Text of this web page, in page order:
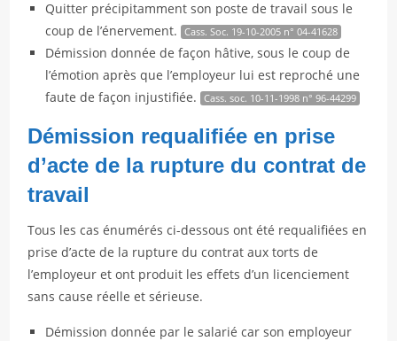
Quitter précipitamment son poste de travail sous le
coup de l’énervement. Cass. Soc. 19-10-2005 n° 04-41628
Démission donnée de façon hâtive, sous le coup de
l’émotion après que l’employeur lui est reproché une
faute de façon injustifiée. Cass. soc. 10-11-1998 n° 96-44299
Démission requalifiée en prise
d’acte de la rupture du contrat de
travail
Tous les cas énumérés ci-dessous ont été requalifiées en
prise d’acte de la rupture du contrat aux torts de
l’employeur et ont produit les effets d’un licenciement
sans cause réelle et sérieuse.
Démission donnée par le salarié car son employeur